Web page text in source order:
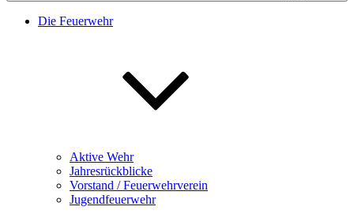
Die Feuerwehr
Aktive Wehr
Jahresrückblicke
Vorstand / Feuerwehrverein
Jugendfeuerwehr